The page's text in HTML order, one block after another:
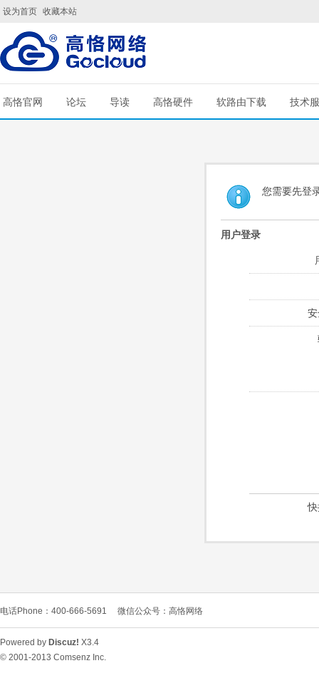
设为首页 收藏本站
高恪官网 论坛 导读 高恪硬件 软路由下载 技术
您需要先登
用户登录
电话Phone：400-666-5691 微信公众号：高恪网络
Powered by Discuz! X3.4
© 2001-2013 Comsenz Inc.